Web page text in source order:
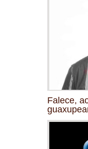
Falece,